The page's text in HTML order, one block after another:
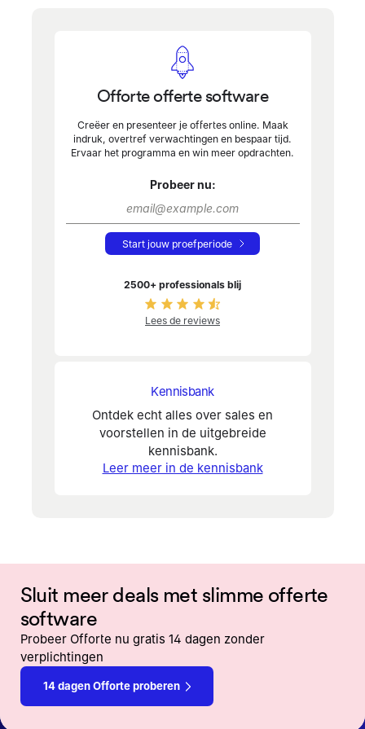
Offorte offerte software
Creëer en presenteer je offertes online. Maak
indruk, overtref verwachtingen en bespaar tijd.
Ervaar het programma en win meer opdrachten.
Probeer nu:
Start jouw proefperiode
2500+ professionals blij
Lees de reviews
Kennisbank
Ontdek echt alles over sales en
voorstellen in de uitgebreide
kennisbank.
Leer meer in de kennisbank
Sluit meer deals met slimme offerte
software
Probeer Offorte nu gratis 14 dagen zonder
verplichtingen
14 dagen Offorte proberen